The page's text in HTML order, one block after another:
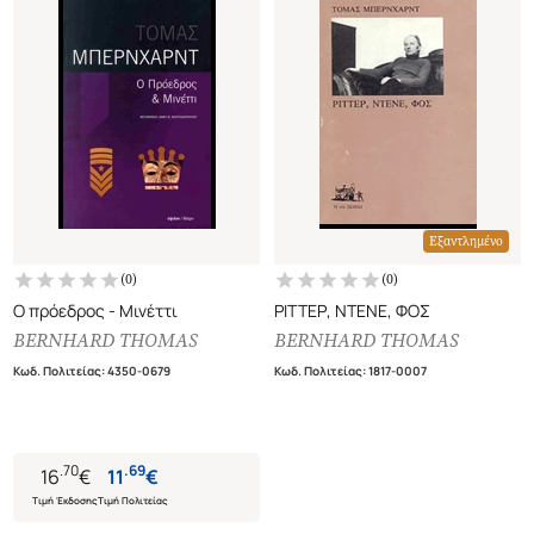
(0)
Ο πρόεδρος - Μινέττι
BERNHARD THOMAS
Κωδ. Πολιτείας:4350-0679
16.70€
Τιμή Έκδοσης
11.69€
Τιμή Πολιτείας
Εξαντλημένο
(0)
ΡΙΤΤΕΡ, ΝΤΕΝΕ, ΦΟΣ
BERNHARD THOMAS
Κωδ. Πολιτείας:1817-0007